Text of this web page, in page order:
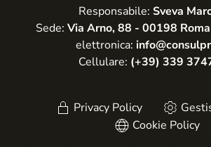
Responsabile: Sveva
Sede: Via Arno, 88 - 00198
elettronica:
Cellulare: (+39) 339
Privacy Policy
Cookie Policy